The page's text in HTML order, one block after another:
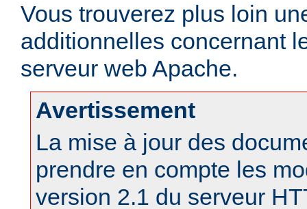
Vous trouverez plus loin
additionnelles concernant
serveur web Apache.
Avertissement
La mise à jour des
prendre en compte les
version 2.1 du serveur